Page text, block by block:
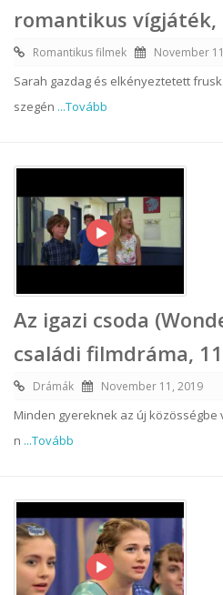
romantikus vígjáték,
Romantikus filmek November
Sarah gazdag és elkényeztetett
szegén ...Tovább
Az igazi csoda
családi filmdráma,
Drámák November 11, 2019
Minden gyereknek az új közösségbe
n ...Tovább